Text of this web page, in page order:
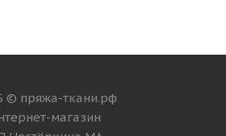
© пряжа-ткани.рф
магазин